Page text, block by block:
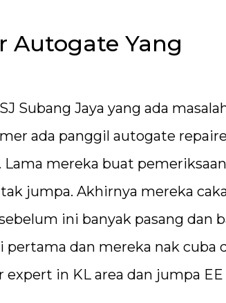
Autogate Yang
Subang Jaya yang ada
ada panggil autogate
mereka buat
jumpa. Akhirnya mereka
ini banyak pasang dan
dan mereka nak cuba
in KL area dan jumpa